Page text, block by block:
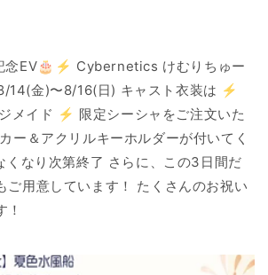
念EV🎂⚡️ Cybernetics けむりちゅー
14(金)〜8/16(日) キャスト衣装は ⚡️
メイド ⚡️ 限定シーシャをご注文いた
ー＆アクリルキーホルダーが付いてく
くなり次第終了 さらに、この3日間だ
ご用意しています！ たくさんのお祝い
！